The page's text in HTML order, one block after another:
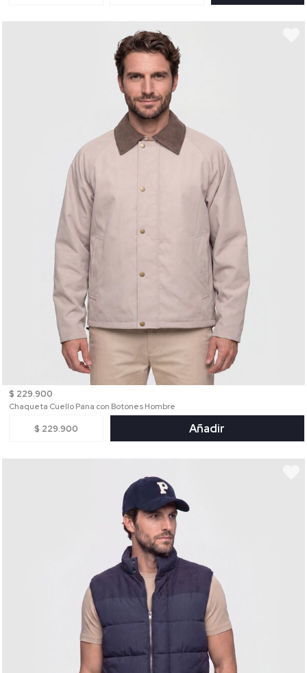
$ 229.900
Chaqueta Cuello Pana con Botones Hombre
$ 229.900 Añadir